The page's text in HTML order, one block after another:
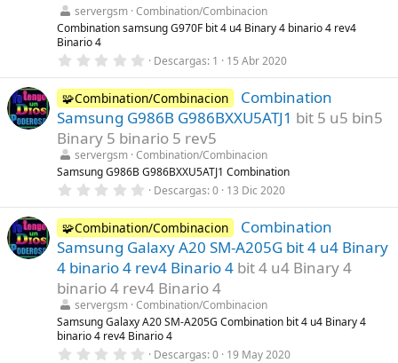
l
l
a
s
servergsm Combination/Combinacion
Combination samsung G970F bit 4 u4 Binary 4 binario 4 rev4
Binario 4
0
0
0
e
s
t
r
e
l
a
(
s
)
Descargas 1 15 Abr 2020
🧩Combination/Combinacion
Combination
Samsung G986B G986BXXU5ATJ1 bit 5 u5 bin5
Binary 5 binario 5 rev5
servergsm Combination/Combinacion
Samsung G986B G986BXXU5ATJ1 Combination
0
0
0
e
s
t
r
e
l
l
a
(
s
Descargas 0 13 Dic 2020
🧩Combination/Combinacion
Combination
Samsung Galaxy A20 SM-A205G bit 4 u4 Binary
4 binario 4 rev4 Binario 4 bit 4 u4 Binary 4
binario 4 rev4 Binario 4
servergsm Combination/Combinacion
Samsung Galaxy A20 SM-A205G Combination bit 4 u4 Binary 4
binario 4 rev4 Binario 4
0 Descargas 0 19 May 2020